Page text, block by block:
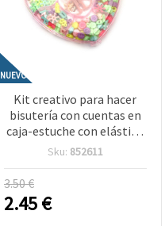
NUEVO
Kit creativo para hacer
bisutería con cuentas en
caja-estuche con elástico
de silicona y tijeras –
Sku: 852611
3.50 €
2.45€